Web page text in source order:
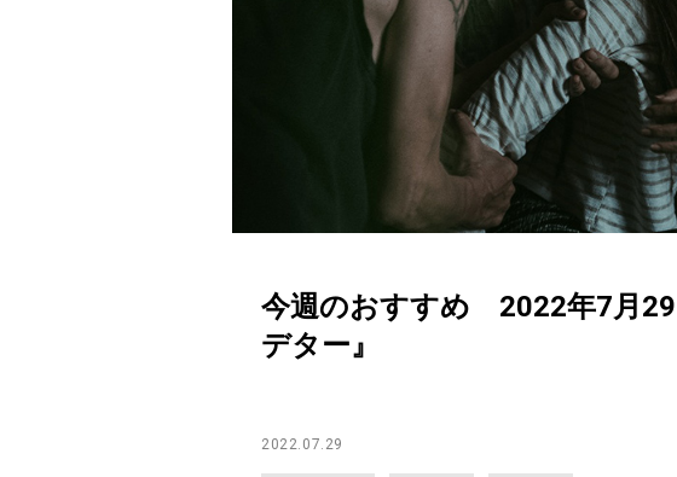
今週のおすすめ 2022年7月29
デター』
2022.07.29